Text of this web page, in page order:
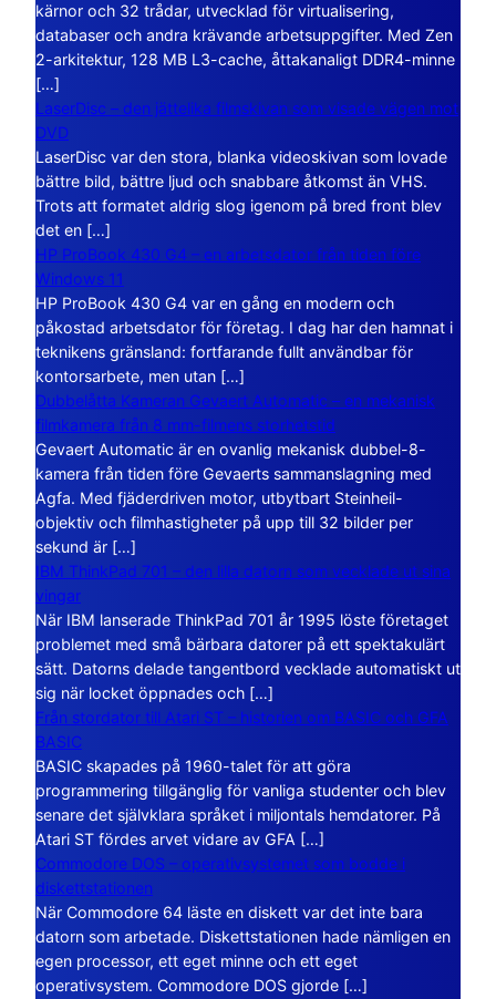
kärnor och 32 trådar, utvecklad för virtualisering,
databaser och andra krävande arbetsuppgifter. Med Zen
2-arkitektur, 128 MB L3-cache, åttakanaligt DDR4-minne
[…]
LaserDisc – den jättelika filmskivan som visade vägen mot
DVD
LaserDisc var den stora, blanka videoskivan som lovade
bättre bild, bättre ljud och snabbare åtkomst än VHS.
Trots att formatet aldrig slog igenom på bred front blev
det en […]
HP ProBook 430 G4 – en arbetsdator från tiden före
Windows 11
HP ProBook 430 G4 var en gång en modern och
påkostad arbetsdator för företag. I dag har den hamnat i
teknikens gränsland: fortfarande fullt användbar för
kontorsarbete, men utan […]
Dubbelåtta Kameran Gevaert Automatic – en mekanisk
filmkamera från 8 mm-filmens storhetstid
Gevaert Automatic är en ovanlig mekanisk dubbel-8-
kamera från tiden före Gevaerts sammanslagning med
Agfa. Med fjäderdriven motor, utbytbart Steinheil-
objektiv och filmhastigheter på upp till 32 bilder per
sekund är […]
IBM ThinkPad 701 – den lilla datorn som vecklade ut sina
vingar
När IBM lanserade ThinkPad 701 år 1995 löste företaget
problemet med små bärbara datorer på ett spektakulärt
sätt. Datorns delade tangentbord vecklade automatiskt ut
sig när locket öppnades och […]
Från stordator till Atari ST – historien om BASIC och GFA
BASIC
BASIC skapades på 1960-talet för att göra
programmering tillgänglig för vanliga studenter och blev
senare det självklara språket i miljontals hemdatorer. På
Atari ST fördes arvet vidare av GFA […]
Commodore DOS – operativsystemet som bodde i
diskettstationen
När Commodore 64 läste en diskett var det inte bara
datorn som arbetade. Diskettstationen hade nämligen en
egen processor, ett eget minne och ett eget
operativsystem. Commodore DOS gjorde […]